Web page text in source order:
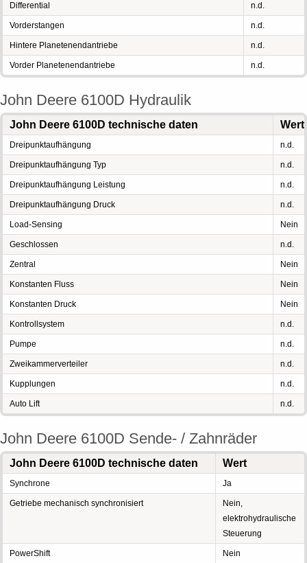
Differential n.d.
Vorderstangen n.d.
Hintere Planetenendantriebe n.d.
Vorder Planetenendantriebe n.d.
John Deere 6100D Hydraulik
John Deere 6100D technische daten Wert
Dreipunktaufhängung n.d.
Dreipunktaufhängung Typ n.d.
Dreipunktaufhängung Leistung n.d.
Dreipunktaufhängung Druck n.d.
Load-Sensing Nein
Geschlossen n.d.
Zentral Nein
Konstanten Fluss Nein
Konstanten Druck Nein
Kontrollsystem n.d.
Pumpe n.d.
Zweikammerverteiler n.d.
Kupplungen n.d.
Auto Lift n.d.
John Deere 6100D Sende- / Zahnräder
John Deere 6100D technische daten Wert
Synchrone Ja
Getriebe mechanisch synchronisiert
Nein,
elektrohydraulische
Steuerung
PowerShift Nein